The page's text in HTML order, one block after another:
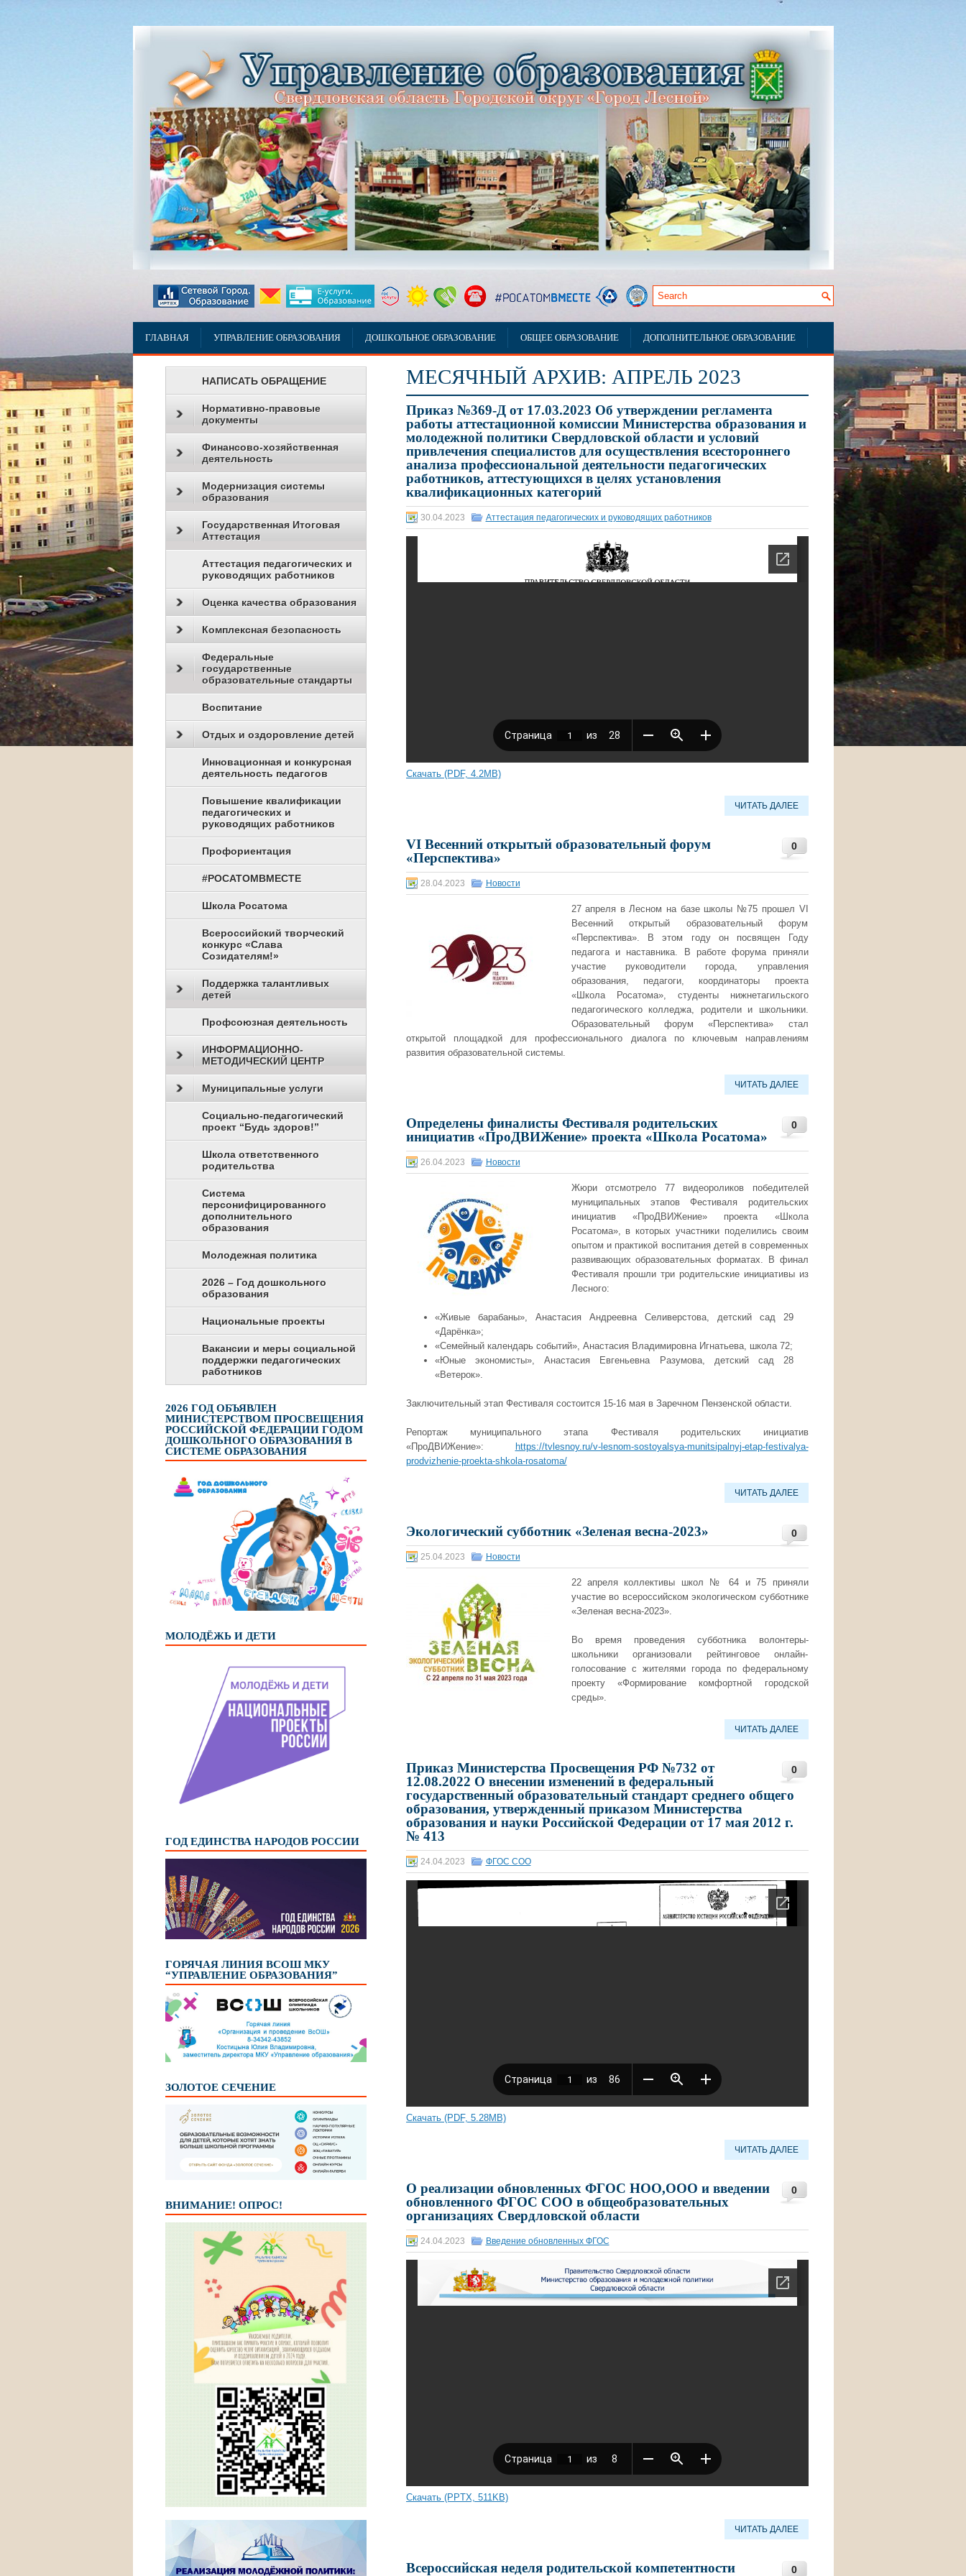
ГЛАВНАЯ УПРАВЛЕНИЕ ОБРАЗОВАНИЯ ДОШКОЛЬНОЕ ОБРАЗОВАНИЕ ОБЩЕЕ ОБРАЗОВАНИЕ ДОПОЛНИТЕЛЬНОЕ ОБРАЗОВАНИЕ
МЕСЯЧНЫЙ АРХИВ: АПРЕЛЬ 2023
Приказ №369-Д от 17.03.2023 Об утверждении регламента
работы аттестационной комиссии Министерства образования и
молодежной политики Свердловской области и условий
привлечения специалистов для осуществления всестороннего
анализа профессиональной деятельности педагогических
работников, аттестующихся в целях установления
квалификационных категорий
30.04.2023 Аттестация педагогических и руководящих работников
Скачать (PDF, 4.2MB)
ЧИТАТЬ ДАЛЕЕ
0
VI Весенний открытый образовательный форум
«Перспектива»
28.04.2023 Новости
27 апреля в Лесном на базе школы №75 прошел VI
Весенний открытый образовательный форум
«Перспектива». В этом году он посвящен Году
педагога и наставника. В работе форума приняли
участие руководители города, управления
образования, педагоги, координаторы проекта
«Школа Росатома», студенты нижнетагильского
педагогического колледжа, родители и школьники.
Образовательный форум «Перспектива» стал
открытой площадкой для профессионального диалога по ключевым направлениям
развития образовательной системы.
ЧИТАТЬ ДАЛЕЕ
0
Определены финалисты Фестиваля родительских
инициатив «ПроДВИЖение» проекта «Школа Росатома»
26.04.2023 Новости
Жюри отсмотрело 77 видеороликов победителей
муниципальных этапов Фестиваля родительских
инициатив «ПроДВИЖение» проекта «Школа
Росатома», в которых участники поделились своим
опытом и практикой воспитания детей в современных
развивающих образовательных форматах. В финал
Фестиваля прошли три родительские инициативы из
Лесного:
«Живые барабаны», Анастасия Андреевна Селиверстова, детский сад 29
«Дарёнка»;
«Семейный календарь событий», Анастасия Владимировна Игнатьева, школа 72;
«Юные экономисты», Анастасия Евгеньевна Разумова, детский сад 28
«Ветерок».
Заключительный этап Фестиваля состоится 15-16 мая в Заречном Пензенской области.
Репортаж муниципального этапа Фестиваля родительских инициатив
«ПроДВИЖение»:
https://tvlesnoy.ru/v-lesnom-sostoyalsya-munitsipalnyj-etap-festivalya-
prodvizhenie-proekta-shkola-rosatoma/
ЧИТАТЬ ДАЛЕЕ
0
Экологический субботник «Зеленая весна-2023»
25.04.2023 Новости
22 апреля коллективы школ № 64 и 75 приняли
участие во всероссийском экологическом субботнике
«Зеленая весна-2023».
Во время проведения субботника волонтеры-
школьники организовали рейтинговое онлайн-
голосование с жителями города по федеральному
проекту «Формирование комфортной городской
среды».
ЧИТАТЬ ДАЛЕЕ
0
Приказ Министерства Просвещения РФ №732 от
12.08.2022 О внесении изменений в федеральный
государственный образовательный стандарт среднего общего
образования, утвержденный приказом Министерства
образования и науки Российской Федерации от 17 мая 2012 г.
№ 413
24.04.2023 ФГОС СОО
Скачать (PDF, 5.28MB)
ЧИТАТЬ ДАЛЕЕ
0
О реализации обновленных ФГОС НОО,ООО и введении
обновленного ФГОС СОО в общеобразовательных
организациях Свердловской области
24.04.2023 Введение обновленных ФГОС
Скачать (PPTX, 511KB)
ЧИТАТЬ ДАЛЕЕ
0
Всероссийская неделя родительской компетентности
НАПИСАТЬ ОБРАЩЕНИЕ
Нормативно-правовые
документы
Финансово-хозяйственная
деятельность
Модернизация системы
образования
Государственная Итоговая
Аттестация
Аттестация педагогических и
руководящих работников
Оценка качества образования
Комплексная безопасность
Федеральные
государственные
образовательные стандарты
Воспитание
Отдых и оздоровление детей
Инновационная и конкурсная
деятельность педагогов
Повышение квалификации
педагогических и
руководящих работников
Профориентация
#РОСАТОМВМЕСТЕ
Школа Росатома
Всероссийский творческий
конкурс «Слава
Созидателям!»
Поддержка талантливых
детей
Профсоюзная деятельность
ИНФОРМАЦИОННО-
МЕТОДИЧЕСКИЙ ЦЕНТР
Муниципальные услуги
Социально-педагогический
проект “Будь здоров!”
Школа ответственного
родительства
Система
персонифицированного
дополнительного
образования
Молодежная политика
2026 – Год дошкольного
образования
Национальные проекты
Вакансии и меры социальной
поддержки педагогических
работников
2026 ГОД ОБЪЯВЛЕН
МИНИСТЕРСТВОМ ПРОСВЕЩЕНИЯ
РОССИЙСКОЙ ФЕДЕРАЦИИ ГОДОМ
ДОШКОЛЬНОГО ОБРАЗОВАНИЯ В
СИСТЕМЕ ОБРАЗОВАНИЯ
МОЛОДЁЖЬ И ДЕТИ
ГОД ЕДИНСТВА НАРОДОВ РОССИИ
ГОРЯЧАЯ ЛИНИЯ ВСОШ МКУ
“УПРАВЛЕНИЕ ОБРАЗОВАНИЯ”
ЗОЛОТОЕ СЕЧЕНИЕ
ВНИМАНИЕ! ОПРОС!